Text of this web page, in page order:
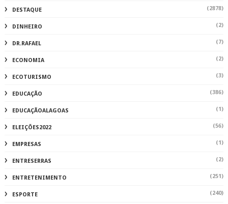
DESTAQUE (2878)
DINHEIRO (2)
DR.RAFAEL (7)
ECONOMIA (2)
ECOTURISMO (3)
EDUCAÇÃO (386)
EDUCAÇÃOALAGOAS (1)
ELEIÇÕES2022 (56)
EMPRESAS (1)
ENTRESERRAS (2)
ENTRETENIMENTO (251)
ESPORTE (240)